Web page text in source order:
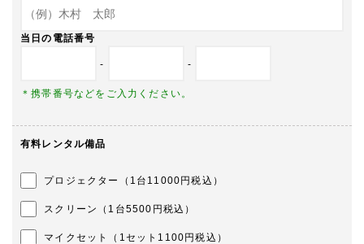
当日の電話番号
- -
＊携帯番号などをご入力ください。
有料レンタル備品
プロジェクター（1台11000円税込）
スクリーン（1台5500円税込）
マイクセット（1セット1100円税込）